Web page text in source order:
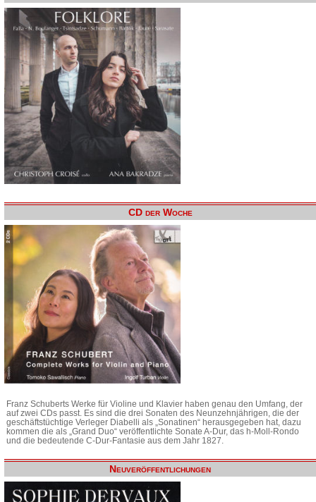
CD der Woche
Franz Schuberts Werke für Violine und Klavier haben genau den Umfang, der
auf zwei CDs passt. Es sind die drei Sonaten des Neunzehnjährigen, die der
geschäftstüchtige Verleger Diabelli als „Sonatinen“ herausgegeben hat, dazu
kommen die als „Grand Duo“ veröffentlichte Sonate A-Dur, das h-Moll-Rondo
und die bedeutende C-Dur-Fantasie aus dem Jahr 1827.
Neuveröffentlichungen